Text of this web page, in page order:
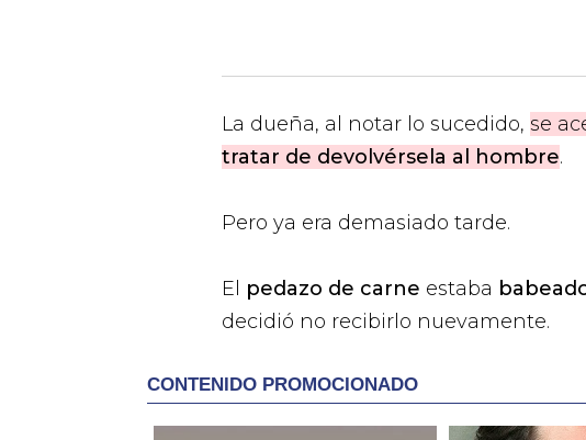
La dueña, al notar lo sucedido, se
tratar de devolvérsela al hombre.
Pero ya era demasiado tarde.
El pedazo de carne estaba
decidió no recibirlo nuevamente.